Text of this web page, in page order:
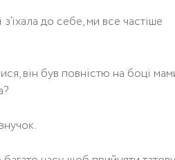
до себе, ми все частіше
він був повністю на боці